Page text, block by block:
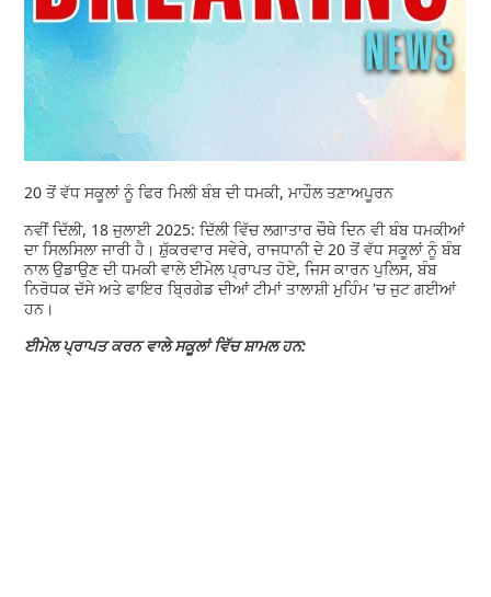
20 ਤੋਂ ਵੱਧ ਸਕੂਲਾਂ ਨੂੰ ਫਿਰ ਮਿਲੀ ਬੰਬ ਦੀ ਧਮਕੀ, ਮਾਹੌਲ ਤਣਾਅਪੂਰਨ
ਨਵੀਂ ਦਿੱਲੀ, 18 ਜੁਲਾਈ 2025: ਦਿੱਲੀ ਵਿੱਚ ਲਗਾਤਾਰ ਚੌਥੇ ਦਿਨ ਵੀ ਬੰਬ ਧਮਕੀਆਂ
ਦਾ ਸਿਲਸਿਲਾ ਜਾਰੀ ਹੈ। ਸ਼ੁੱਕਰਵਾਰ ਸਵੇਰੇ, ਰਾਜਧਾਨੀ ਦੇ 20 ਤੋਂ ਵੱਧ ਸਕੂਲਾਂ ਨੂੰ ਬੰਬ
ਨਾਲ ਉਡਾਉਣ ਦੀ ਧਮਕੀ ਵਾਲੇ ਈਮੇਲ ਪ੍ਰਾਪਤ ਹੋਏ, ਜਿਸ ਕਾਰਨ ਪੁਲਿਸ, ਬੰਬ
ਨਿਰੋਧਕ ਦੱਸੇ ਅਤੇ ਫਾਇਰ ਬ੍ਰਿਗੇਡ ਦੀਆਂ ਟੀਮਾਂ ਤਾਲਾਸ਼ੀ ਮੁਹਿੰਮ 'ਚ ਜੁਟ ਗਈਆਂ
ਹਨ।
ਈਮੇਲ ਪ੍ਰਾਪਤ ਕਰਨ ਵਾਲੇ ਸਕੂਲਾਂ ਵਿੱਚ ਸ਼ਾਮਲ ਹਨ: